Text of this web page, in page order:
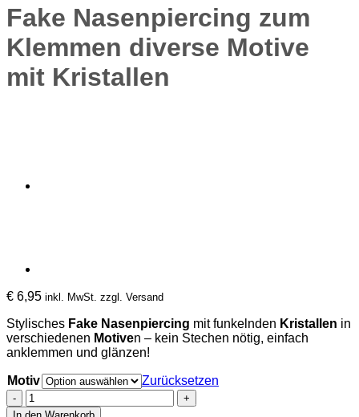
Fake Nasenpiercing zum
Klemmen diverse Motive
mit Kristallen
€ 6,95 inkl. MwSt. zzgl. Versand
Stylisches Fake Nasenpiercing mit funkelnden Kristallen in
verschiedenen Motiven – kein Stechen nötig, einfach
anklemmen und glänzen!
Motiv
Zurücksetzen
Fake
Nasenpiercing